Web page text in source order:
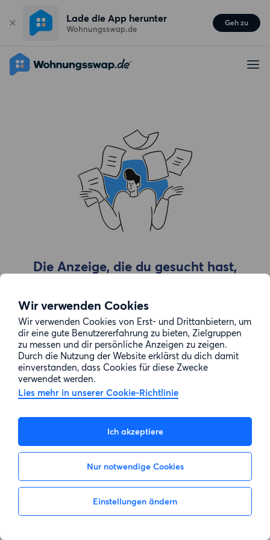
Wir verwenden Cookies
Wir verwenden Cookies von Erst- und Drittanbietern, um
dir eine gute Benutzererfahrung zu bieten, Zielgruppen
zu messen und dir persönliche Anzeigen zu zeigen.
Durch die Nutzung der Website erklärst du dich damit
einverstanden, dass Cookies für diese Zwecke
verwendet werden.
Lies mehr in unserer Cookie-Richtlinie
Ich akzeptiere
Nur notwendige Cookies
Einstellungen ändern
Lade die App herunter
Wohnungsswap.de
Geh zu
Die Anzeige, die du gesucht hast,
Zur Suche gehen